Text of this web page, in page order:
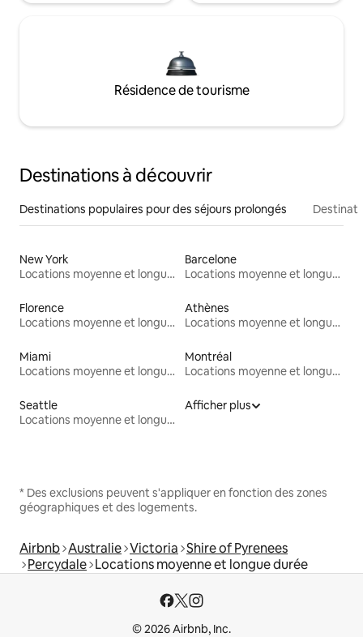
Résidence de tourisme
Destinations à découvrir
Destinations populaires pour des séjours prolongés
New York
Locations moyenne et longue durée
Barcelone
Locations moyenne et longue durée
Florence
Locations moyenne et longue durée
Athènes
Locations moyenne et longue durée
Miami
Locations moyenne et longue durée
Montréal
Locations moyenne et longue durée
Seattle
Locations moyenne et longue durée
Afficher plus
* Des exclusions peuvent s'appliquer en fonction des zones
géographiques et des logements.
Airbnb Australie Victoria Shire of Pyrenees
Percydale Locations moyenne et longue durée
© 2026 Airbnb, Inc.